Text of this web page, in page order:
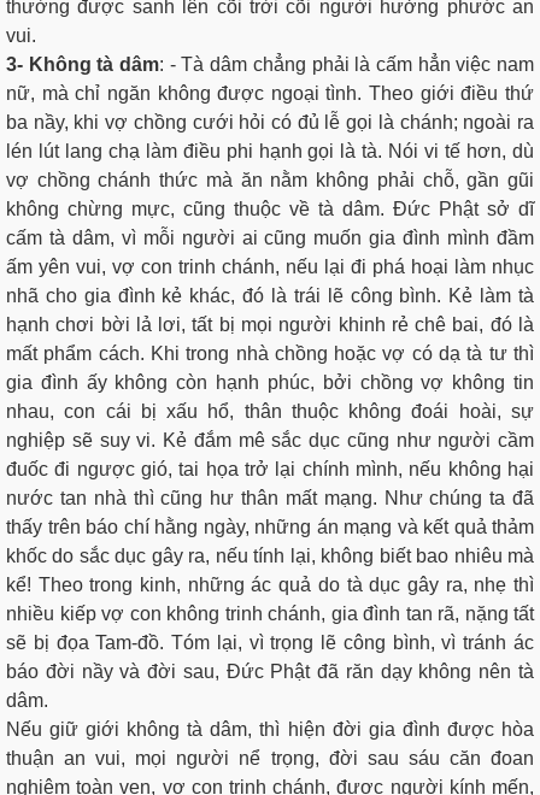
thường được sanh lên cõi trời cõi người hưởng phước an
vui.
3- Không tà dâm: - Tà dâm chẳng phải là cấm hẳn việc nam
nữ, mà chỉ ngăn không được ngoại tình. Theo giới điều thứ
ba nầy, khi vợ chồng cưới hỏi có đủ lễ gọi là chánh; ngoài ra
lén lút lang chạ làm điều phi hạnh gọi là tà. Nói vi tế hơn, dù
vợ chồng chánh thức mà ăn nằm không phải chỗ, gần gũi
không chừng mực, cũng thuộc về tà dâm. Ðức Phật sở dĩ
cấm tà dâm, vì mỗi người ai cũng muốn gia đình mình đầm
ấm yên vui, vợ con trinh chánh, nếu lại đi phá hoại làm nhục
nhã cho gia đình kẻ khác, đó là trái lẽ công bình. Kẻ làm tà
hạnh chơi bời lả lơi, tất bị mọi người khinh rẻ chê bai, đó là
mất phẩm cách. Khi trong nhà chồng hoặc vợ có dạ tà tư thì
gia đình ấy không còn hạnh phúc, bởi chồng vợ không tin
nhau, con cái bị xấu hổ, thân thuộc không đoái hoài, sự
nghiệp sẽ suy vi. Kẻ đắm mê sắc dục cũng như người cầm
đuốc đi ngược gió, tai họa trở lại chính mình, nếu không hại
nước tan nhà thì cũng hư thân mất mạng. Như chúng ta đã
thấy trên báo chí hằng ngày, những án mạng và kết quả thảm
khốc do sắc dục gây ra, nếu tính lại, không biết bao nhiêu mà
kể! Theo trong kinh, những ác quả do tà dục gây ra, nhẹ thì
nhiều kiếp vợ con không trinh chánh, gia đình tan rã, nặng tất
sẽ bị đọa Tam-đồ. Tóm lại, vì trọng lẽ công bình, vì tránh ác
báo đời nầy và đời sau, Đức Phật đã răn dạy không nên tà
dâm.
Nếu giữ giới không tà dâm, thì hiện đời gia đình được hòa
thuận an vui, mọi người nể trọng, đời sau sáu căn đoan
nghiêm toàn vẹn, vợ con trinh chánh, được người kính mến,